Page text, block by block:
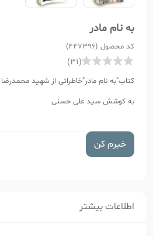
به نام مادر
کد محصول (447396)
(31)
کتاب"به نام مادر"خاطراتی از شهید محمدرضا
به کوشش سید علی حسنی
خبرم کن
اطلاعات بیشتر